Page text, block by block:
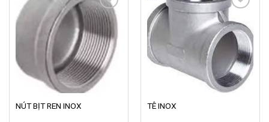
Add to
wishlist
NÚT BỊT REN INOX
Add to
wishlist
TÊ INOX